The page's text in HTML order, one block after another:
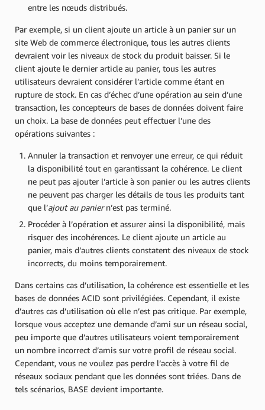
entre les nœuds distribués.
Par exemple, si un client ajoute un article à un panier sur un
site Web de commerce électronique, tous les autres clients
devraient voir les niveaux de stock du produit baisser. Si le
client ajoute le dernier article au panier, tous les autres
utilisateurs devraient considérer l’article comme étant en
rupture de stock. En cas d’échec d’une opération au sein d’une
transaction, les concepteurs de bases de données doivent faire
un choix. La base de données peut effectuer l’une des
opérations suivantes :
Annuler la transaction et renvoyer une erreur, ce qui réduit
la disponibilité tout en garantissant la cohérence. Le client
ne peut pas ajouter l’article à son panier ou les autres clients
ne peuvent pas charger les détails de tous les produits tant
que l’ajout au paniern’est pas terminé.
Procéder à l’opération et assurer ainsi la disponibilité, mais
risquer des incohérences. Le client ajoute un article au
panier, mais d’autres clients constatent des niveaux de stock
incorrects, du moins temporairement.
Dans certains cas d’utilisation, la cohérence est essentielle et les
bases de données ACID sont privilégiées. Cependant, il existe
d’autres cas d’utilisation où elle n’est pas critique. Par exemple,
lorsque vous acceptez une demande d’ami sur un réseau social,
peu importe que d’autres utilisateurs voient temporairement
un nombre incorrect d’amis sur votre profil de réseau social.
Cependant, vous ne voulez pas perdre l’accès à votre fil de
réseaux sociaux pendant que les données sont triées. Dans de
tels scénarios, BASE devient importante.